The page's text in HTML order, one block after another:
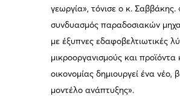
γεωργία», τόνισε ο κ. Σαββάκης.
συνδυασμός παραδοσιακών
με έξυπνες εδαφοβελτιωτικές
μικροοργανισμούς και προϊόντα
οικονομίας δημιουργεί ένα νέο,
μοντέλο ανάπτυξης».